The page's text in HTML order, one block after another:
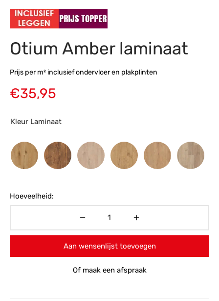
Otium Amber laminaat
Prijs per m² inclusief ondervloer en plakplinten
€35,95
Kleur Laminaat
Hoeveelheid:
Aan wensenlijst toevoegen
Of maak een afspraak
Toonmodellen
toonmodel
PVC
PVC
en montageservice